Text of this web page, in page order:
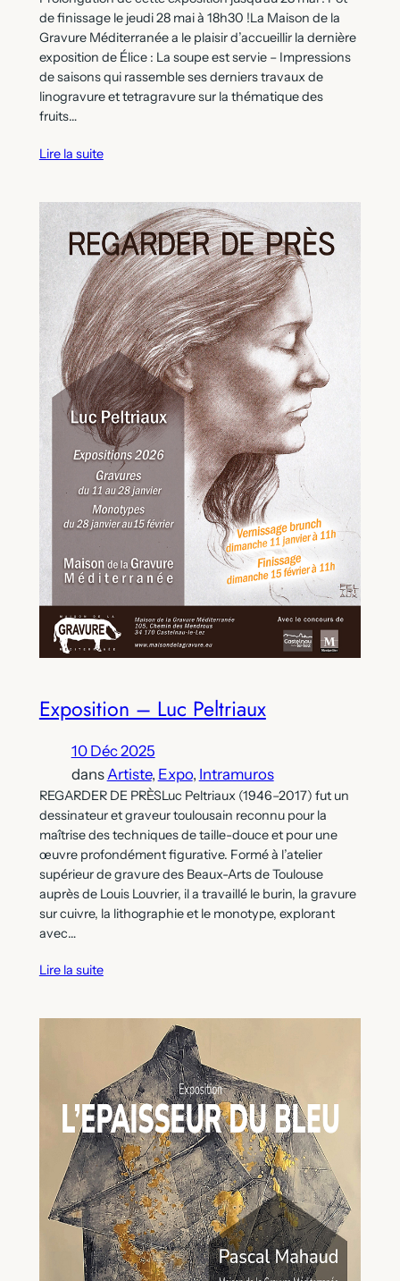
de finissage le jeudi 28 mai à 18h30 !La Maison de la
Gravure Méditerranée a le plaisir d’accueillir la dernière
exposition de Élice : La soupe est servie – Impressions
de saisons qui rassemble ses derniers travaux de
linogravure et tetragravure sur la thématique des
fruits…
Lire la suite
Exposition – Luc Peltriaux
10 Déc 2025
dans Artiste, Expo, Intramuros
REGARDER DE PRÈSLuc Peltriaux (1946–2017) fut un
dessinateur et graveur toulousain reconnu pour la
maîtrise des techniques de taille-douce et pour une
œuvre profondément figurative. Formé à l’atelier
supérieur de gravure des Beaux-Arts de Toulouse
auprès de Louis Louvrier, il a travaillé le burin, la gravure
sur cuivre, la lithographie et le monotype, explorant
avec…
Lire la suite